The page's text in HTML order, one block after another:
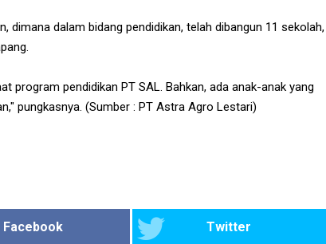
dimana dalam bidang pendidikan, telah dibangun 11 sekolah,
program pendidikan PT SAL. Bahkan, ada anak-anak yang
pungkasnya. (Sumber : PT Astra Agro Lestari)
Facebook Twitter